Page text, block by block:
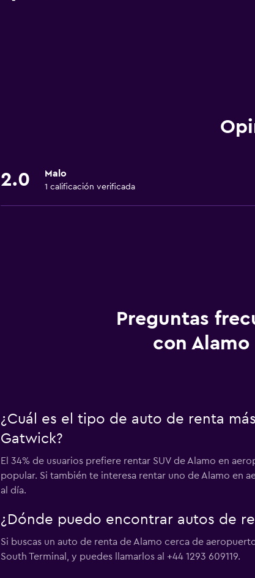
2.0 Malo
1 calificación verificada
Preguntas
con
¿Cuál es el tipo de auto de renta
Gatwick?
El 34% de usuarios prefiere rentar SUV de Alamo en
popular. Si también te interesa rentar uno de Alamo en
al día.
¿Dónde puedo encontrar autos de
Si buscas un auto de renta de Alamo cerca de
South Terminal, y puedes llamarlos al +44 1293 609119.